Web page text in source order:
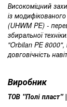
Високоміцний
із
(UHWM PE) -
збиральної
"Orbilan PE 8000",
довговічність
Виробник
ТОВ "Полі